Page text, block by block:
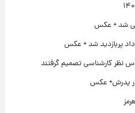
شد + عکس
نظر کارشناسی تصمیم گرفتند
پدرش+ عکس